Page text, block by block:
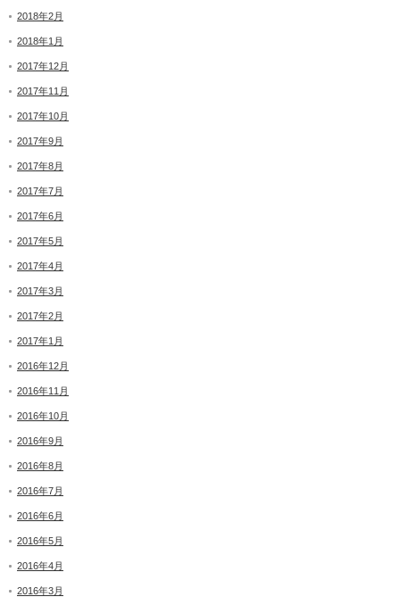
2018年2月
2018年1月
2017年12月
2017年11月
2017年10月
2017年9月
2017年8月
2017年7月
2017年6月
2017年5月
2017年4月
2017年3月
2017年2月
2017年1月
2016年12月
2016年11月
2016年10月
2016年9月
2016年8月
2016年7月
2016年6月
2016年5月
2016年4月
2016年3月